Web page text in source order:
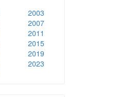
2003
2007
2011
2015
2019
2023